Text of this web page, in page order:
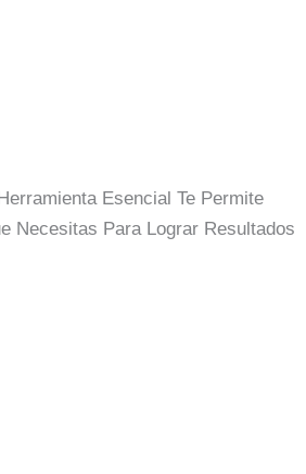
Esencial Te Permite
Necesitas Para Lograr Resultados